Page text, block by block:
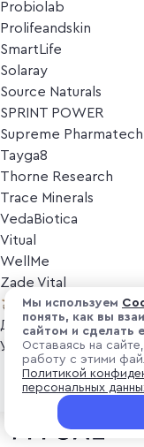
Probiolab
Prolifeandskin
SmartLife
Solaray
Source Naturals
SPRINT POWER
Supreme Pharmatech
Tayga8
Thorne Research
Trace Minerals
VedaBiotica
Vitual
WellMe
Zade Vital
Косметика
Дезодоранты
Уход за лицом
Уход за телом
Популярные бренды
₽ 3 300
+ 99 ₽ витуальками
Мы используем
понять, как вы
сайтом и сделать
Оставаясь на
работу с этими
Политикой
персональных